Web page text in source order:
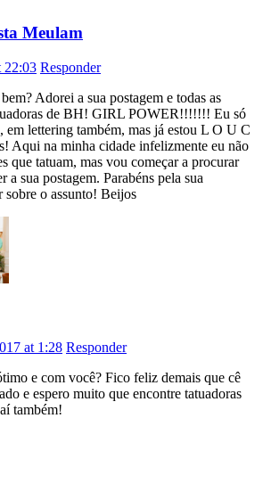
Meulam
22:03 Responder
Adorei a sua postagem e todas as
de BH! GIRL POWER!!!!!!! Eu só
em lettering também, mas já estou L O U C
Aqui na minha cidade infelizmente eu não
que tatuam, mas vou começar a procurar
a sua postagem. Parabéns pela sua
o assunto! Beijos
at 1:28 Responder
e com você? Fico feliz demais que cê
e espero muito que encontre tatuadoras
também!